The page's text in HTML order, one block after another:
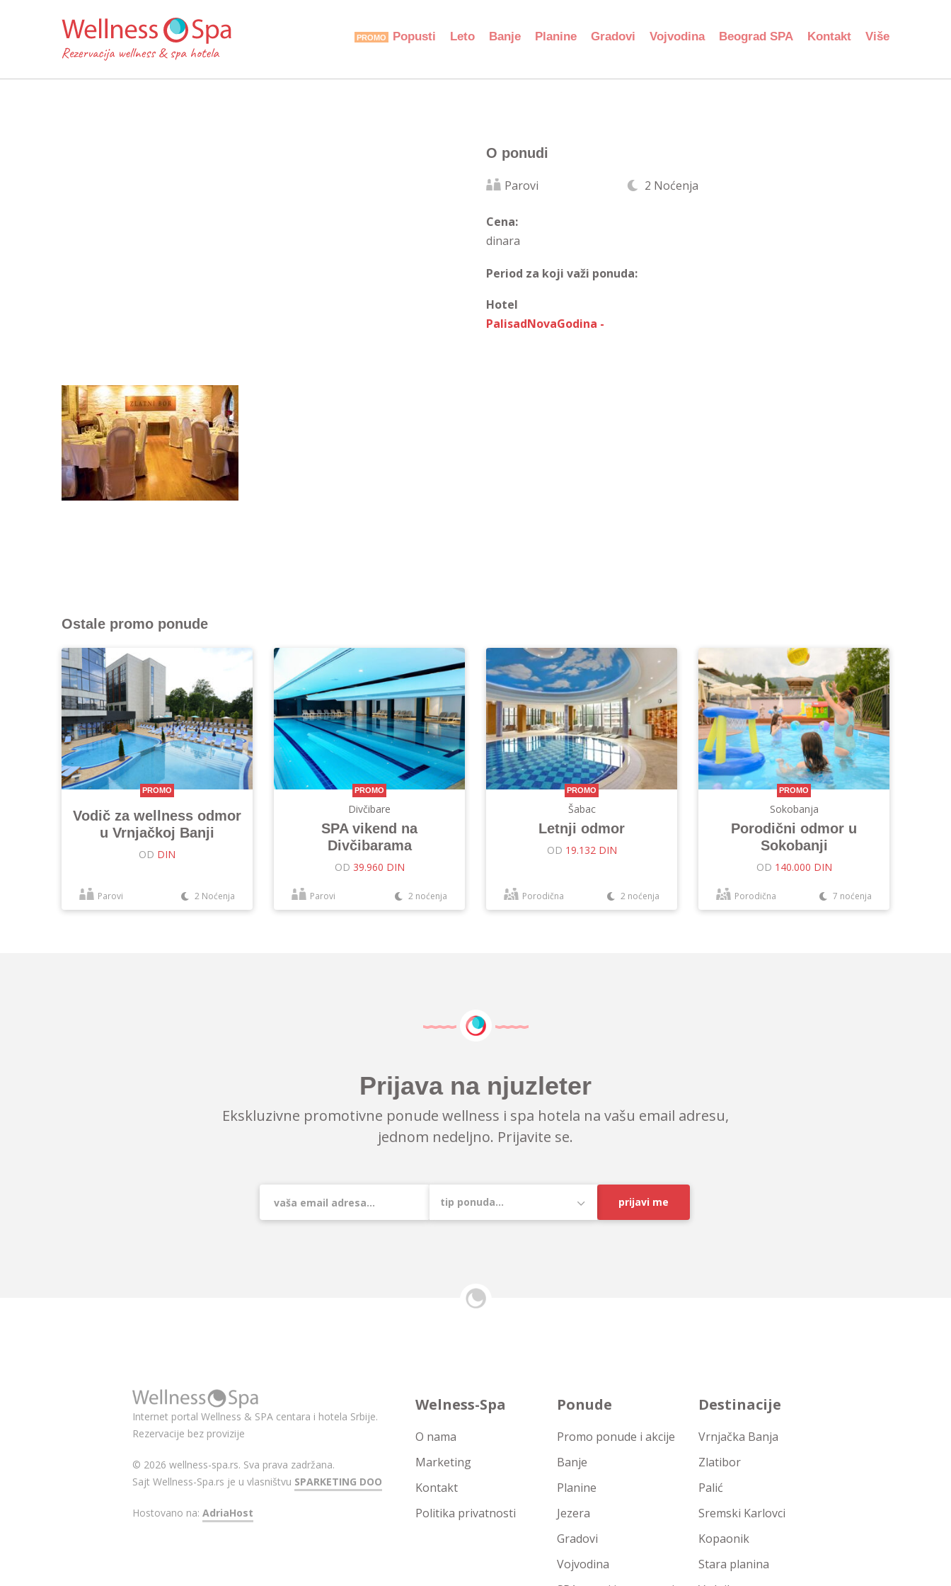
Popusti Leto Banje Planine Gradovi Vojvodina Beograd SPA Kontakt Više
O ponudi
Parovi 2 Noćenja
Cena:
dinara
Period za koji važi ponuda:
Hotel
PalisadNovaGodina -
Ostale promo ponude
PROMO
Vodič za wellness odmor
u Vrnjačkoj Banji
OD DIN
Parovi 2 Noćenja
PROMO
Divčibare
SPA vikend na
Divčibarama
OD 39.960 DIN
Parovi 2 noćenja
PROMO
Šabac
Letnji odmor
OD 19.132 DIN
Porodična 2 noćenja
PROMO
Sokobanja
Porodični odmor u
Sokobanji
OD 140.000 DIN
Porodična 7 noćenja
Prijava na njuzleter
Ekskluzivne promotivne ponude wellness i spa hotela na vašu email adresu,
jednom nedeljno. Prijavite se.
prijavi me
Internet portal Wellness & SPA centara i hotela Srbije.
Rezervacije bez provizije
© 2026 wellness-spa.rs. Sva prava zadržana.
Sajt Wellness-Spa.rs je u vlasništvu SPARKETING DOO
Hostovano na: AdriaHost
Welness-Spa
O nama
Marketing
Kontakt
Politika privatnosti
Ponude
Promo ponude i akcije
Banje
Planine
Jezera
Gradovi
Vojvodina
Destinacije
Vrnjačka Banja
Zlatibor
Palić
Sremski Karlovci
Kopaonik
Stara planina